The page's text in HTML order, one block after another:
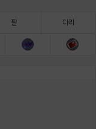
알론소 얀
팔 다리